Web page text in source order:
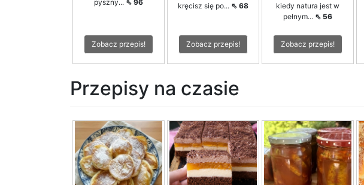
pyszny... ⇖ 96
Zobacz przepis!
kręcisz się po... ⇖ 68
Zobacz przepis!
kiedy natura jest w
pełnym... ⇖ 56
Zobacz przepis!
Przepisy na czasie